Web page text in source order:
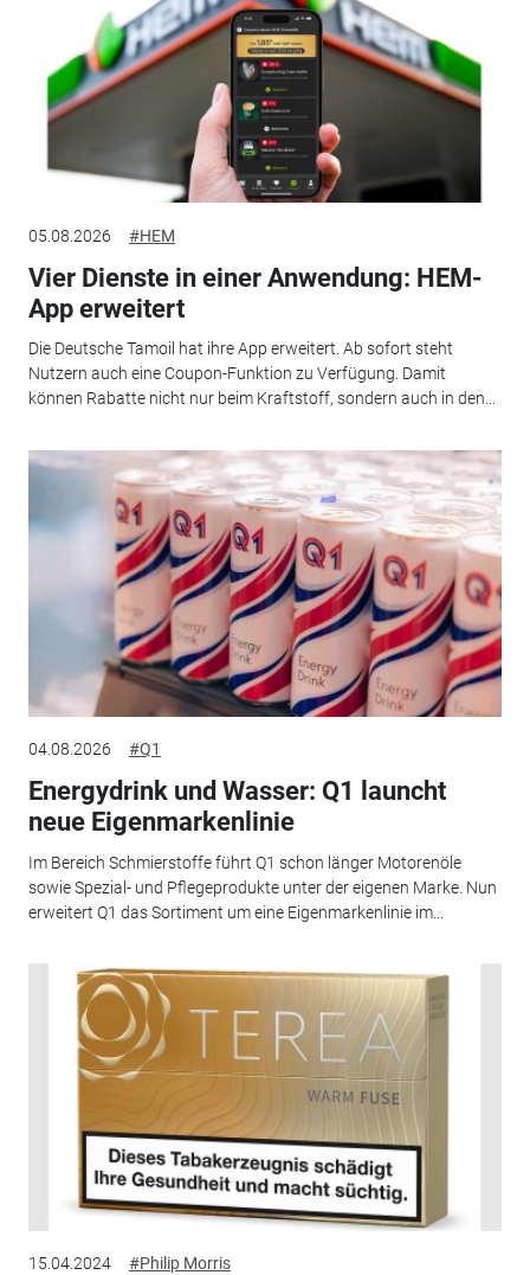
05.08.2026 #HEM
Vier Dienste in einer Anwendung: HEM-
App erweitert
Die Deutsche Tamoil hat ihre App erweitert. Ab sofort steht
Nutzern auch eine Coupon-Funktion zu Verfügung. Damit
können Rabatte nicht nur beim Kraftstoff, sondern auch in den...
04.08.2026 #Q1
Energydrink und Wasser: Q1 launcht
neue Eigenmarkenlinie
Im Bereich Schmierstoffe führt Q1 schon länger Motorenöle
sowie Spezial- und Pflegeprodukte unter der eigenen Marke. Nun
erweitert Q1 das Sortiment um eine Eigenmarkenlinie im...
15.04.2024 #Philip Morris